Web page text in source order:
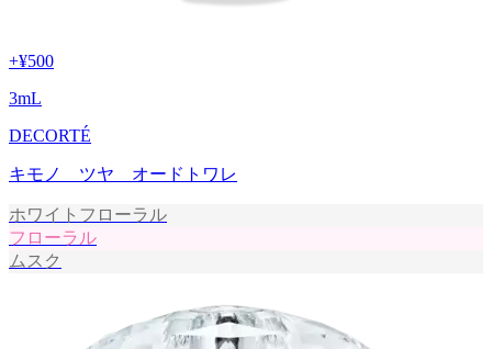
+¥500
3mL
DECORTÉ
キモノ ツヤ オードトワレ
ホワイトフローラル
フローラル
ムスク